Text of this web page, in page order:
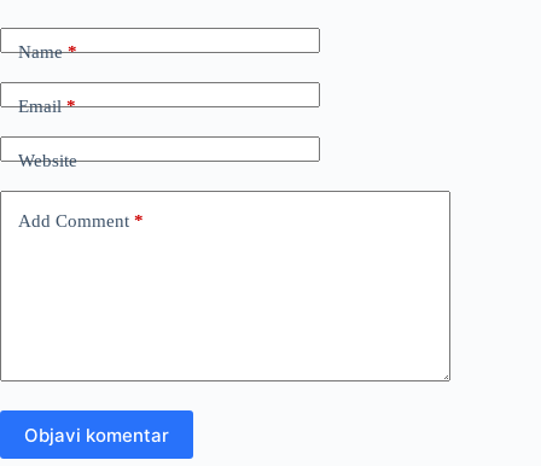
Name*
Email*
Website
Add Comment *
Objavi komentar